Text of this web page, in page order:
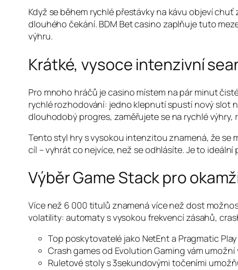
Když se během rychlé přestávky na kávu objeví
dlouhého čekání. BDM Bet casino zaplňuje tuto
výhru.
Krátké, vysoce intenzivní
Pro mnoho hráčů je casino místem na pár minut
rychlé rozhodování: jedno klepnutí spustí nový slot
dlouhodobý progres, zaměřujete se na rychlé
Tento styl hry s vysokou intenzitou znamená, že se
cíl – vyhrát co nejvíce, než se odhlásíte. Je to
Výběr Game Stack pro
Více než 6 000 titulů znamená více než dost
volatility: automaty s vysokou frekvencí zásahů,
Top poskytovatelé jako NetEnt a Pragmatic
Crash games od Evolution Gaming vám
Ruletové stoly s 3sekundovými točeními